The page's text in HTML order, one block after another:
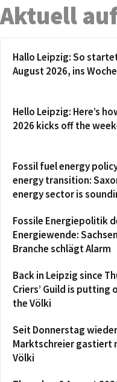
Aktuell
Hallo Leipzig: So
August 2026, ins
Hello Leipzig: Here’s
2026 kicks off the
Fossil fuel energy
energy transition:
energy sector is
Fossile Energiepolitik
Energiewende:
Branche schlägt Alarm
Back in Leipzig since
Criers’ Guild is putting
the Völki
Seit Donnerstag
Marktschreier gastiert
Völki